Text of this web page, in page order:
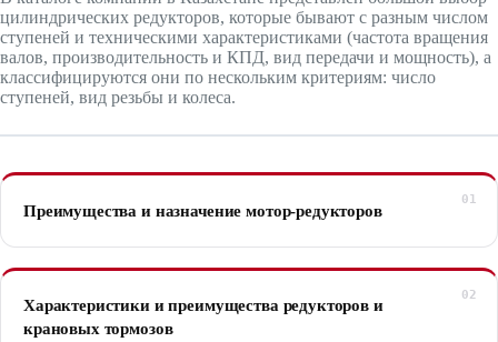
цилиндрических редукторов, которые бывают с разным числом
ступеней и техническими характеристиками (частота вращения
валов, производительность и КПД, вид передачи и мощность), а
классифицируются они по нескольким критериям: число
ступеней, вид резьбы и колеса.
Преимущества и назначение мотор-редукторов
Характеристики и преимущества редукторов и
крановых тормозов